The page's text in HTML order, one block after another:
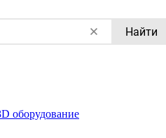
Найти
оборудование